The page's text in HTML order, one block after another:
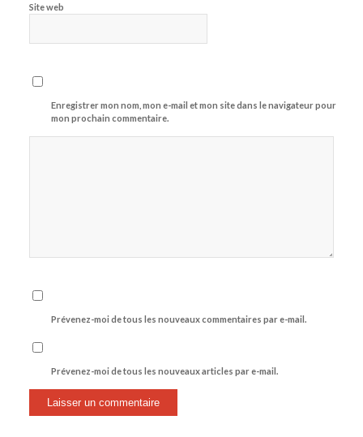
Site web
Enregistrer mon nom, mon e-mail et mon site dans le navigateur pour
mon prochain commentaire.
Prévenez-moi de tous les nouveaux commentaires par e-mail.
Prévenez-moi de tous les nouveaux articles par e-mail.